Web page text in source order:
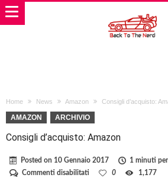
Home News Amazon Consigli d’acquisto:
AMAZON ARCHIVIO
Consigli d’acquisto: Amazon
Posted on 10 Gennaio 2017
1 minuti per
Commenti disabilitati
0 1,177